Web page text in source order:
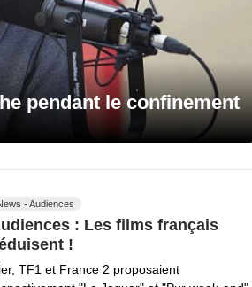
pendant le confinement
- Audiences
: Les films français
!
TF1 et France 2 proposaient